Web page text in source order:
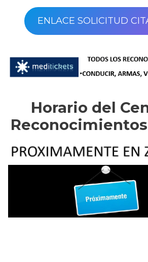
ENLACE SOLICITUD
Horario del